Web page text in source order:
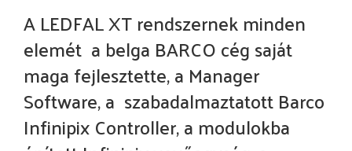
A LEDFAL XT rendszernek minden
elemét a belga BARCO cég saját
maga fejlesztette, a Manager
Software, a szabadalmaztatott Barco
Infinipix Controller, a modulokba